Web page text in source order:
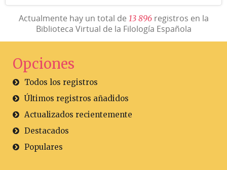
Actualmente hay un total de 13 896registros en la
Biblioteca Virtual de la Filología Española
Opciones
Todos los registros
Últimos registros añadidos
Actualizados recientemente
Destacados
Populares